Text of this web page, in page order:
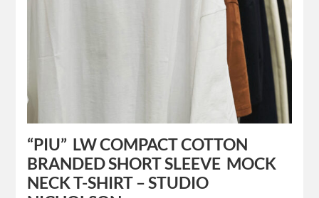
“PIU” LW COMPACT COTTON
BRANDED SHORT SLEEVE MOCK
NECK T-SHIRT – STUDIO